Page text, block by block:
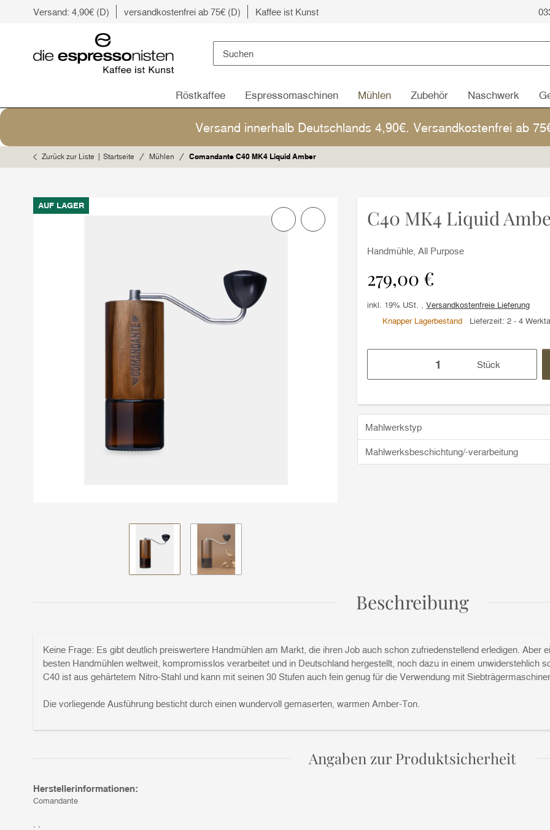
Versand: 4,90€ (D) versandkostenfrei ab 75€ (D) Kaffee ist Kunst
Röstkaffee Espressomaschinen Mühlen Zubehör Naschwerk
Versand innerhalb Deutschlands 4,90€. Versandkostenfrei ab
Zurück zur Liste Startseite Mühlen Comandante C40 MK4 Liquid Amber
AUF LAGER
C40 MK4 Liquid
Handmühle, All Purpose
279,00 €
inkl. 19% USt. ,Versandkostenfreie Lieferung
Knapper Lagerbestand
Lieferzeit: 2 - 4
Stück
Mahlwerkstyp
Mahlwerksbeschichtung/-verarbeitung
Beschreibung
Keine Frage: Es gibt deutlich preiswertere Handmühlen am Markt, die ihren Job auch schon zufriedenstellend erledigen. Aber
besten Handmühlen weltweit, kompromisslos verarbeitet und in Deutschland hergestellt, noch dazu in einem unwiderstehlich
C40 ist aus gehärtetem Nitro-Stahl und kann mit seinen 30 Stufen auch fein genug für die Verwendung mit
Die vorliegende Ausführung besticht durch einen wundervoll gemaserten, warmen Amber-Ton.
Angaben zur Produktsicherheit
Herstellerinformationen:
Comandante